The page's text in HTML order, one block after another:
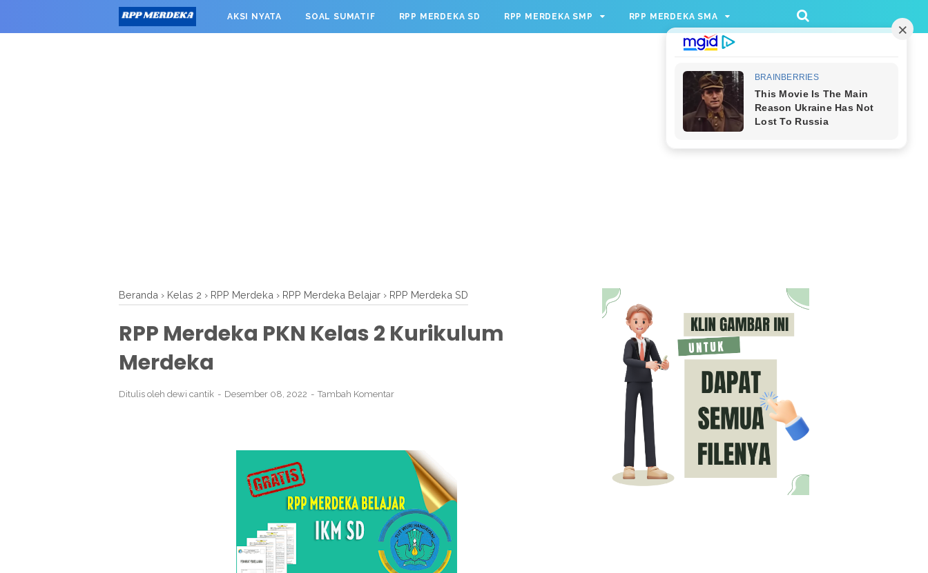
window.googletag = window.googletag || {cmd: []}; googletag.cmd.push(function() { googletag.defineSlot('/23209888932/rppmer', [336, 280], 'div-gpt-ad-1733174991559-
0').addService(googletag.pubads()); googletag.pubads().enableSingleRequest(); googletag.enableServices(); });
AKSI NYATA SOAL SUMATIF RPP MERDEKA SD RPP MERDEKA SMP RPP MERDEKA SMA
Beranda › Kelas 2 › RPP Merdeka › RPP Merdeka Belajar › RPP Merdeka SD
RPP Merdeka PKN Kelas 2 Kurikulum
Merdeka
Ditulis oleh dewi cantik Desember 08, 2022 Tambah Komentar